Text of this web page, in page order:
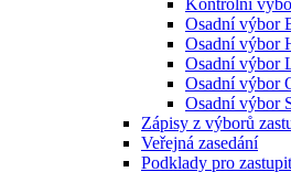
Kontrolní
Osadní výbor
Osadní výbor
Osadní výbor
Osadní výbor
Osadní výbor
Zápisy z výborů
Veřejná zasedání
Podklady pro